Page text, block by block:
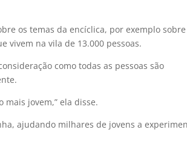
os temas da encíclica, por exemplo sobre
vivem na vila de 13.000 pessoas.
como todas as pessoas são
jovem,” ela disse.
ajudando milhares de jovens a